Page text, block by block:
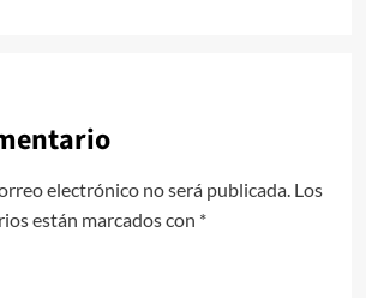
electrónico no será publicada. Los
están marcados con *